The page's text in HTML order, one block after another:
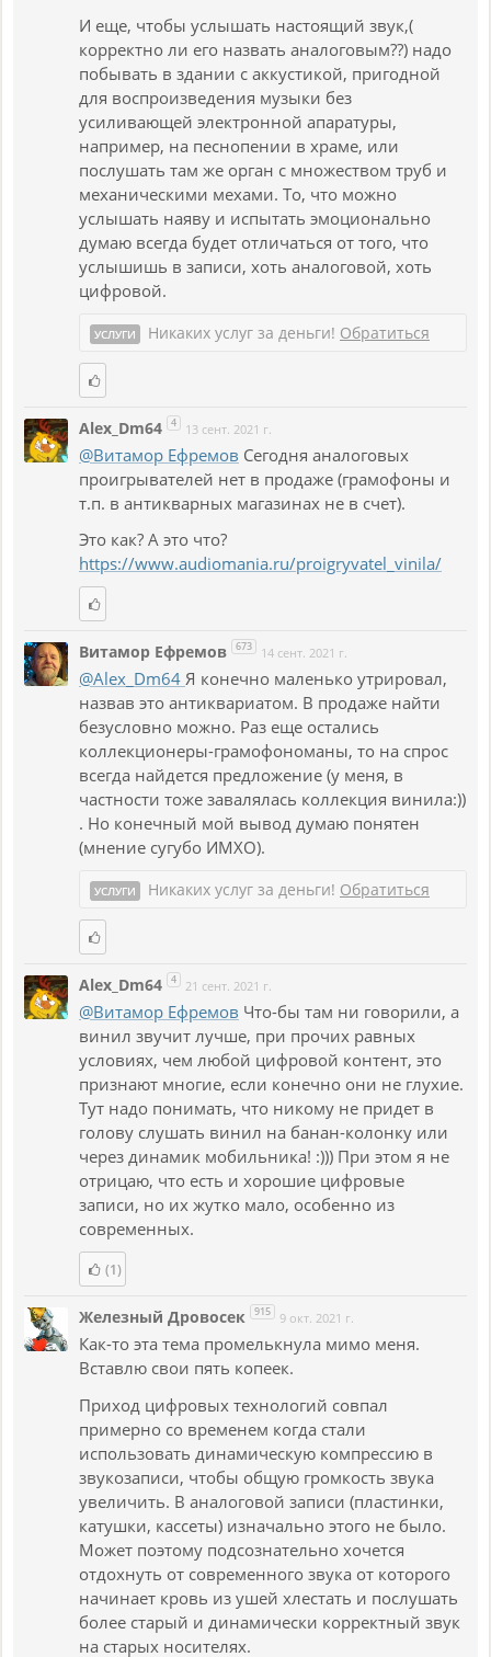
И еще, чтобы услышать настоящий звук,(
корректно ли его назвать аналоговым??) надо
побывать в здании с аккустикой, пригодной
для воспроизведения музыки без
усиливающей электронной апаратуры,
например, на песнопении в храме, или
послушать там же орган с множеством труб и
механическими мехами. То, что можно
услышать наяву и испытать эмоционально
думаю всегда будет отличаться от того, что
услышишь в записи, хоть аналоговой, хоть
цифровой.
УСЛУГИ Никаких услуг за деньги! Обратиться
Alex_Dm64 4 13 сент. 2021 г.
@Витамор Ефремов Сегодня аналоговых
проигрывателей нет в продаже (грамофоны и
т.п. в антикварных магазинах не в счет).
Это как? А это что?
https://www.audiomania.ru/proigryvatel_vinila/
Витамор Ефремов 673 14 сент. 2021 г.
@Alex_Dm64 Я конечно маленько утрировал,
назвав это антиквариатом. В продаже найти
безусловно можно. Раз еще остались
коллекционеры-грамофономаны, то на спрос
всегда найдется предложение (у меня, в
частности тоже завалялась коллекция винила:))
. Но конечный мой вывод думаю понятен
(мнение сугубо ИМХО).
УСЛУГИ Никаких услуг за деньги! Обратиться
Alex_Dm64 4 21 сент. 2021 г.
@Витамор Ефремов Что-бы там ни говорили, а
винил звучит лучше, при прочих равных
условиях, чем любой цифровой контент, это
признают многие, если конечно они не глухие.
Тут надо понимать, что никому не придет в
голову слушать винил на банан-колонку или
через динамик мобильника! :))) При этом я не
отрицаю, что есть и хорошие цифровые
записи, но их жутко мало, особенно из
современных.
(1)
Железный Дровосек 915 9 окт. 2021 г.
Как-то эта тема промелькнула мимо меня.
Вставлю свои пять копеек.
Приход цифровых технологий совпал
примерно со временем когда стали
использовать динамическую компрессию в
звукозаписи, чтобы общую громкость звука
увеличить. В аналоговой записи (пластинки,
катушки, кассеты) изначально этого не было.
Может поэтому подсознательно хочется
отдохнуть от современного звука от которого
начинает кровь из ушей хлестать и послушать
более старый и динамически корректный звук
на старых носителях.